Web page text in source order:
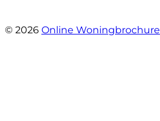
© 2026 Online Woningbrochure